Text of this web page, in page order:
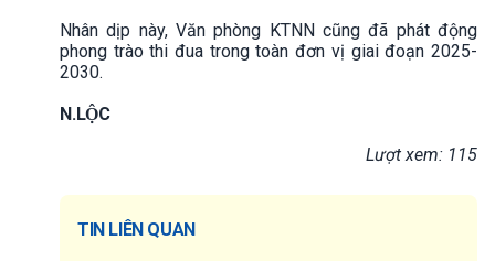
Nhân dịp này, Văn phòng KTNN cũng đã phát động
phong trào thi đua trong toàn đơn vị giai đoạn 2025-
2030.
N.LỘC
Lượt xem: 115
TIN LIÊN QUAN